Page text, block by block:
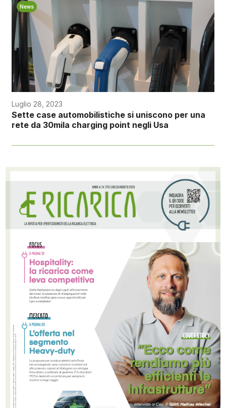
News
Luglio 28, 2023
Sette case automobilistiche si uniscono per una
rete da 30mila charging point negli Usa